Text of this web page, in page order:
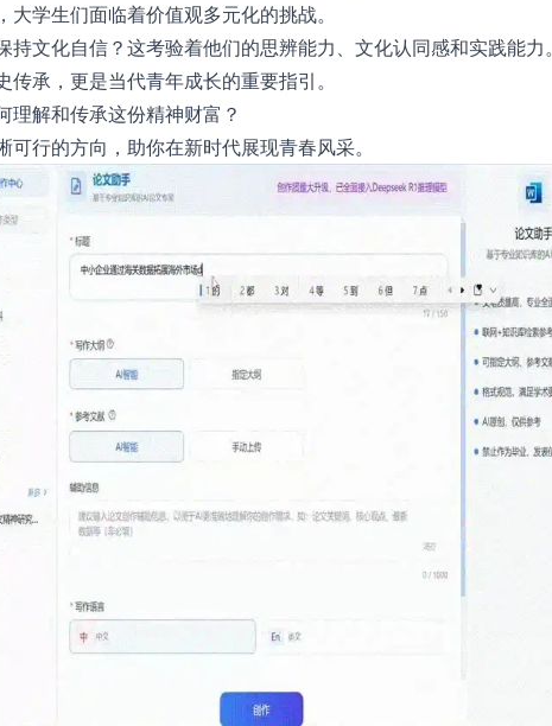
大学生们面临着价值观多元化的挑战。
持文化自信？这考验着他们的思辨能力、文化认同感和实践能力。
传承，更是当代青年成长的重要指引。
理解和传承这份精神财富？
可行的方向，助你在新时代展现青春风采。